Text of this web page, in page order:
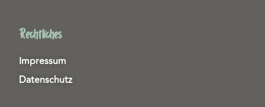
Rechtliches
Impressum
Datenschutz